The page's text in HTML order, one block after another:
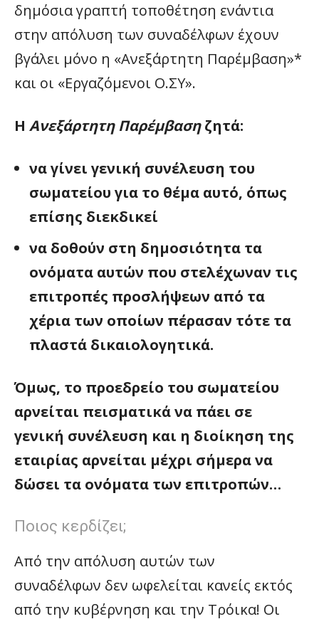
δημόσια γραπτή τοποθέτηση ενάντια
στην απόλυση των συναδέλφων έχουν
βγάλει μόνο η «Ανεξάρτητη Παρέμβαση»*
και οι «Εργαζόμενοι Ο.ΣΥ».
Η Ανεξάρτητη Παρέμβασηζητά:
να γίνει γενική συνέλευση του
σωματείου για το θέμα αυτό, όπως
επίσης διεκδικεί
να δοθούν στη δημοσιότητα τα
ονόματα αυτών που στελέχωναν τις
επιτροπές προσλήψεων από τα
χέρια των οποίων πέρασαν τότε τα
πλαστά δικαιολογητικά.
Όμως, το προεδρείο του σωματείου
αρνείται πεισματικά να πάει σε
γενική συνέλευση και η διοίκηση της
εταιρίας αρνείται μέχρι σήμερα να
δώσει τα ονόματα των επιτροπών…
Ποιος κερδίζει;
Από την απόλυση αυτών των
συναδέλφων δεν ωφελείται κανείς εκτός
από την κυβέρνηση και την Τρόικα! Οι